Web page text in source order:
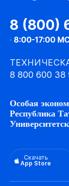
8 (800)
· 8:00-17:00
8 800 600 38
Особая
Республика
Скачать
App Store